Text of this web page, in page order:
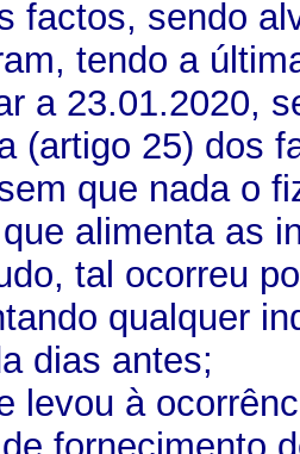
factos, sendo
tendo a
a 23.01.2020,
(artigo 25) dos
que nada o
alimenta as
tal ocorreu
qualquer
dias antes;
levou à